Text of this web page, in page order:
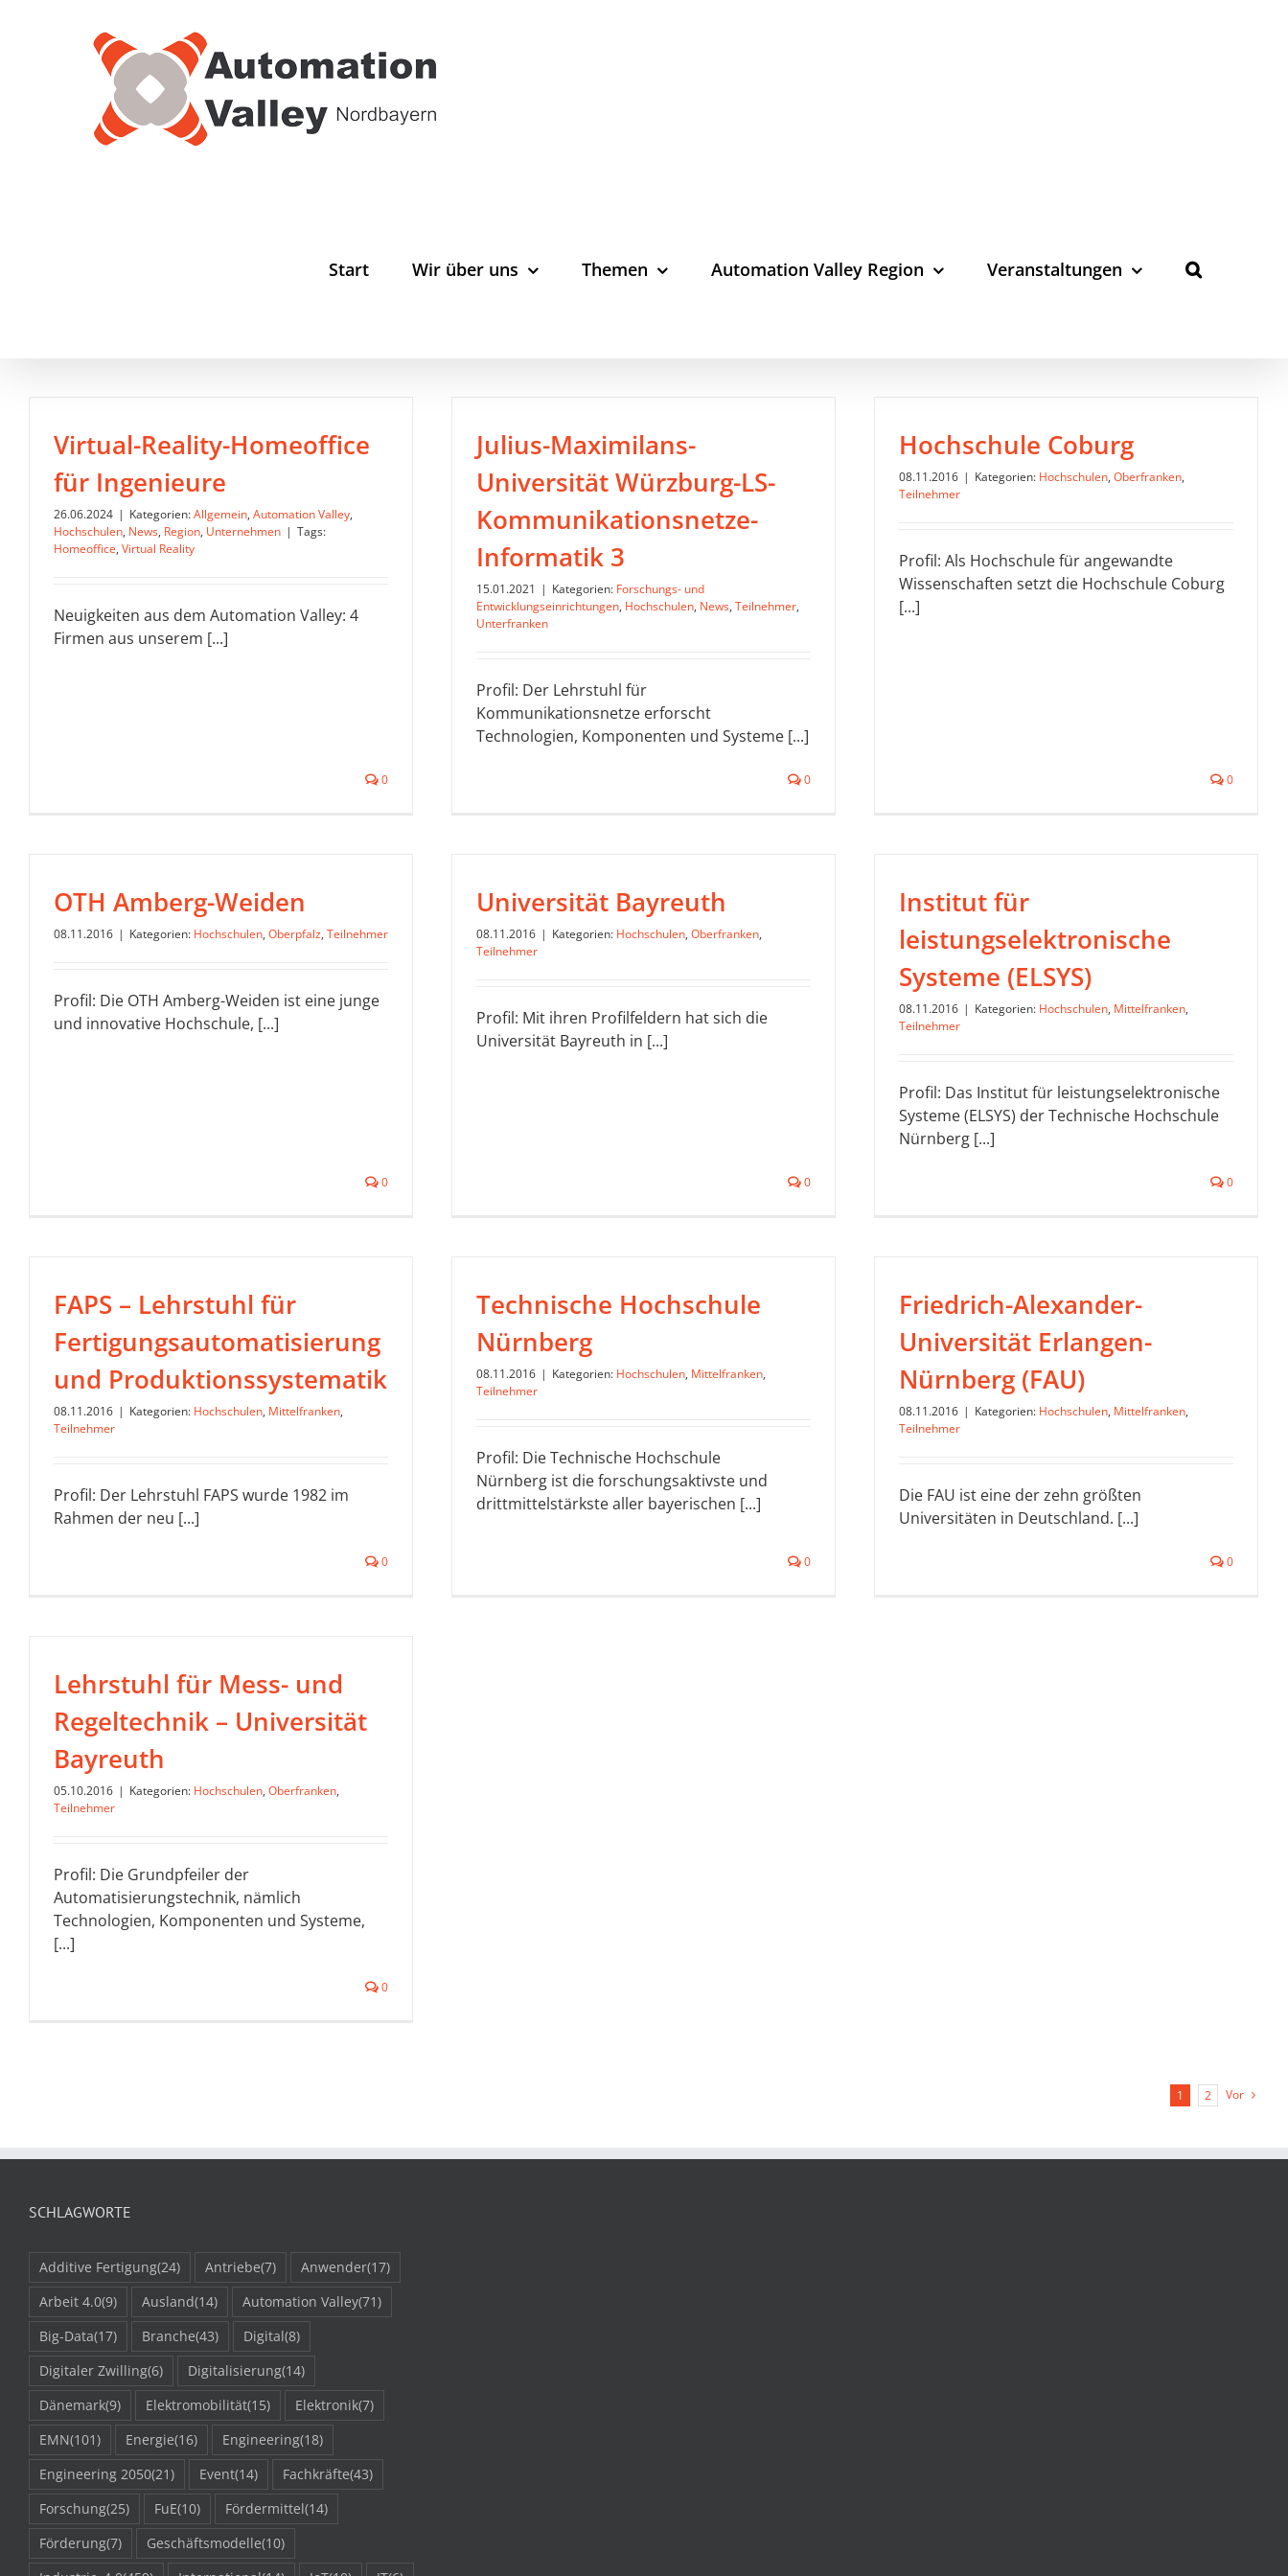
Start Wir über uns Themen Automation Valley Region Veranstaltungen
Virtual-Reality-Homeoffice
für Ingenieure
26.06.2024 | Kategorien:Allgemein, Automation Valley,
Hochschulen, News, Region, Unternehmen | Tags:
Homeoffice, Virtual Reality
Neuigkeiten aus dem Automation Valley: 4
Firmen aus unserem [...]
0
Julius-Maximilans-
Universität Würzburg-LS-
Kommunikationsnetze-
Informatik 3
15.01.2021 | Kategorien: Forschungs- und
Entwicklungseinrichtungen, Hochschulen, News, Teilnehmer,
Unterfranken
Profil: Der Lehrstuhl für
Kommunikationsnetze erforscht
Technologien, Komponenten und Systeme [...]
0
Hochschule Coburg
08.11.2016 | Kategorien: Hochschulen, Oberfranken,
Teilnehmer
Profil: Als Hochschule für angewandte
Wissenschaften setzt die Hochschule Coburg
[...]
0
OTH Amberg-Weiden
08.11.2016 | Kategorien: Hochschulen, Oberpfalz, Teilnehmer
Profil: Die OTH Amberg-Weiden ist eine junge
und innovative Hochschule, [...]
0
Universität Bayreuth
08.11.2016 | Kategorien: Hochschulen, Oberfranken,
Teilnehmer
Profil: Mit ihren Profilfeldern hat sich die
Universität Bayreuth in [...]
0
Institut für
leistungselektronische
Systeme (ELSYS)
08.11.2016 | Kategorien: Hochschulen, Mittelfranken,
Teilnehmer
Profil: Das Institut für leistungselektronische
Systeme (ELSYS) der Technische Hochschule
Nürnberg [...]
0
FAPS – Lehrstuhl für
Fertigungsautomatisierung
und Produktionssystematik
08.11.2016 | Kategorien: Hochschulen, Mittelfranken,
Teilnehmer
Profil: Der Lehrstuhl FAPS wurde 1982 im
Rahmen der neu [...]
0
Technische Hochschule
Nürnberg
08.11.2016 | Kategorien: Hochschulen, Mittelfranken,
Teilnehmer
Profil: Die Technische Hochschule
Nürnberg ist die forschungsaktivste und
drittmittelstärkste aller bayerischen [...]
0
Friedrich-Alexander-
Universität Erlangen-
Nürnberg (FAU)
08.11.2016 | Kategorien: Hochschulen, Mittelfranken,
Teilnehmer
Die FAU ist eine der zehn größten
Universitäten in Deutschland. [...]
0
Lehrstuhl für Mess- und
Regeltechnik – Universität
Bayreuth
05.10.2016 | Kategorien: Hochschulen, Oberfranken,
Teilnehmer
Profil: Die Grundpfeiler der
Automatisierungstechnik, nämlich
Technologien, Komponenten und Systeme,
[...]
0
1 2 Vor
SCHLAGWORTE
Additive Fertigung(24) Antriebe(7) Anwender(17)
Arbeit 4.0(9) Ausland(14) Automation Valley(71)
Big-Data(17) Branche(43) Digital(8)
Digitaler Zwilling(6) Digitalisierung(14)
Dänemark(9) Elektromobilität(15) Elektronik(7)
EMN(101) Energie(16) Engineering(18)
Engineering 2050(21) Event(14) Fachkräfte(43)
Forschung(25) FuE(10) Fördermittel(14)
Förderung(7) Geschäftsmodelle(10)